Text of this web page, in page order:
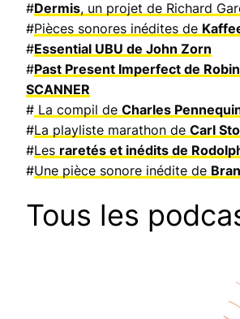
#Dermis, un projet de Richard
#Pièces sonores inédites de
#Essential UBU de John Zorn
#Past Present Imperfect de
SCANNER
# La compil de Charles
#La playliste marathon de Carl
#Les raretés et inédits de
#Une pièce sonore inédite de
Tous les